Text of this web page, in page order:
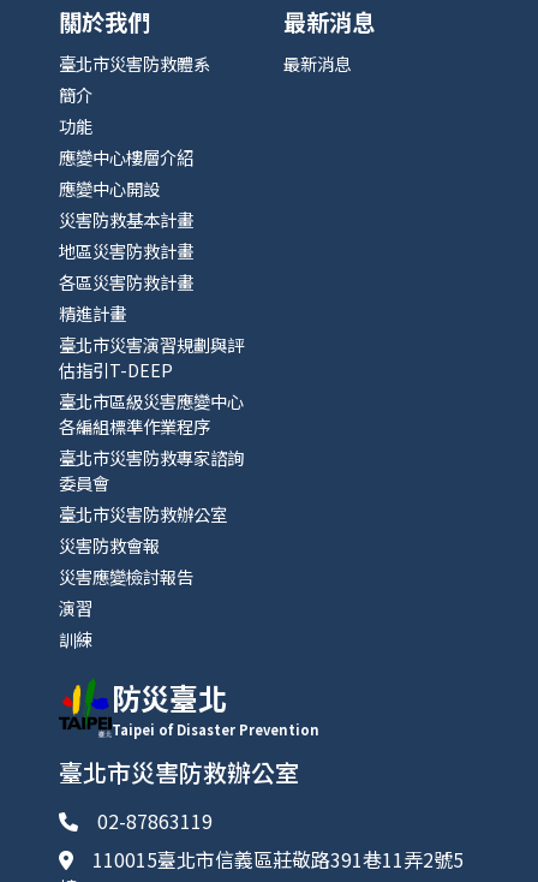
關於我們
臺北市災害防救體系
簡介
功能
應變中心樓層介紹
應變中心開設
災害防救基本計畫
地區災害防救計畫
各區災害防救計畫
精進計畫
臺北市災害演習規劃與評
估指引T-DEEP
臺北市區級災害應變中心
各編組標準作業程序
臺北市災害防救專家諮詢
委員會
臺北市災害防救辦公室
災害防救會報
災害應變檢討報告
演習
訓練
最新消息
最新消息
防災臺北
Taipei of Disaster Prevention
臺北市災害防救辦公室
02-87863119
110015臺北市信義區莊敬路391巷11弄2號5